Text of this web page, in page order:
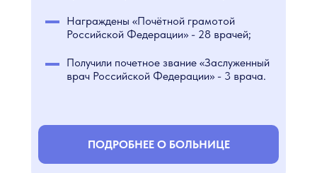
Награждены «Почётной грамотой
Российской Федерации» - 28 врачей;
Получили почетное звание «Заслуженный
врач Российской Федерации» - 3 врача.
ПОДРОБНЕЕ О БОЛЬНИЦЕ